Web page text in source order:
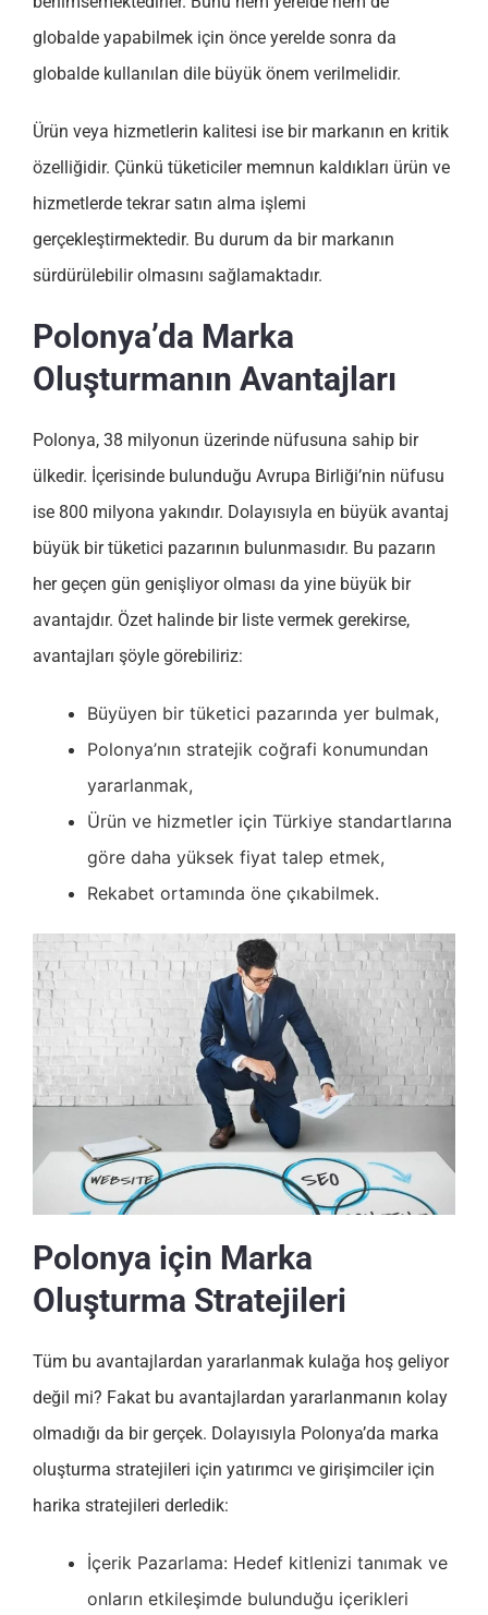
globalde yapabilmek için önce yerelde sonra da
globalde kullanılan dile büyük önem verilmelidir.
Ürün veya hizmetlerin kalitesi ise bir markanın en kritik
özelliğidir. Çünkü tüketiciler memnun kaldıkları ürün ve
hizmetlerde tekrar satın alma işlemi
gerçekleştirmektedir. Bu durum da bir markanın
sürdürülebilir olmasını sağlamaktadır.
Polonya’da Marka
Oluşturmanın Avantajları
Polonya, 38 milyonun üzerinde nüfusuna sahip bir
ülkedir. İçerisinde bulunduğu Avrupa Birliği’nin nüfusu
ise 800 milyona yakındır. Dolayısıyla en büyük avantaj
büyük bir tüketici pazarının bulunmasıdır. Bu pazarın
her geçen gün genişliyor olması da yine büyük bir
avantajdır. Özet halinde bir liste vermek gerekirse,
avantajları şöyle görebiliriz:
Büyüyen bir tüketici pazarında yer bulmak,
Polonya’nın stratejik coğrafi konumundan
yararlanmak,
Ürün ve hizmetler için Türkiye standartlarına
göre daha yüksek fiyat talep etmek,
Rekabet ortamında öne çıkabilmek.
Polonya için Marka
Oluşturma Stratejileri
Tüm bu avantajlardan yararlanmak kulağa hoş geliyor
değil mi? Fakat bu avantajlardan yararlanmanın kolay
olmadığı da bir gerçek. Dolayısıyla Polonya’da marka
oluşturma stratejileri için yatırımcı ve girişimciler için
harika stratejileri derledik:
İçerik Pazarlama: Hedef kitlenizi tanımak ve
onların etkileşimde bulunduğu içerikleri